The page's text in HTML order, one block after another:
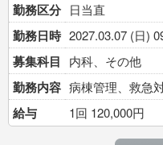
勤務区分 日当直
勤務日時 2027.03.07 (日)
募集科目 内科、その他
勤務内容 病棟管理、救急
給与 1回 120,000円